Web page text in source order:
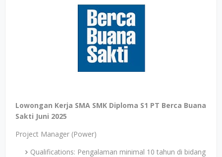
Lowongan Kerja SMA SMK Diploma S1 PT Berca Buana
Sakti Juni 2025
Project Manager (Power)
Qualifications: Pengalaman minimal 10 tahun di bidang